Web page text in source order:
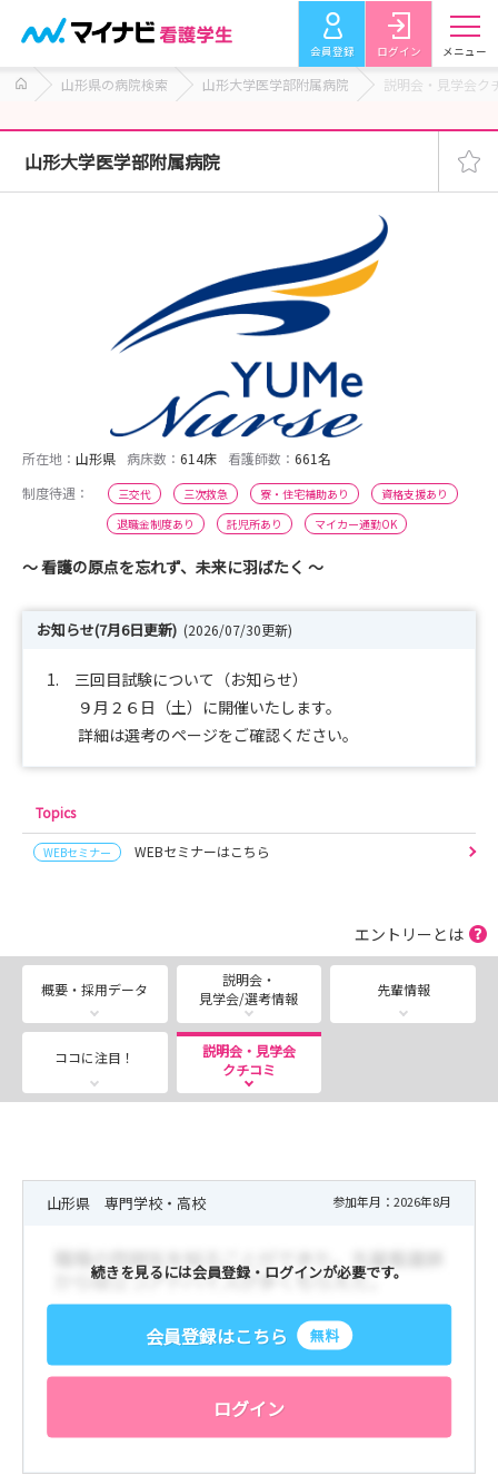
会員登録 ログイン メニュー
山形県の病院検索 山形大学医学部附属病院 説明会・見学会ク
山形大学医学部附属病院
所在地： 山形県 病床数： 614床 看護師数： 661名
制度待遇：
三交代 三次救急 寮・住宅補助あり
資格支援あり
退職金制度あり
託児所あり マイカー通勤OK
～ 看護の原点を忘れず、未来に羽ばたく ～
お知らせ(7月6日更新) (2026/07/30更新)
1. 三回目試験について（お知らせ）
９月２６日（土）に開催いたします。
詳細は選考のページをご確認ください。
Topics
WEBセミナー WEBセミナーはこちら
エントリーとは
概要・採用データ
説明会・
見学会/選考情報
先輩情報
ココに注目！
説明会・見学会
クチコミ
山形県 専門学校・高校 参加年月：2026年8月
続きを見るには会員登録・ログインが必要です。
会員登録はこちら 無料
ログイン